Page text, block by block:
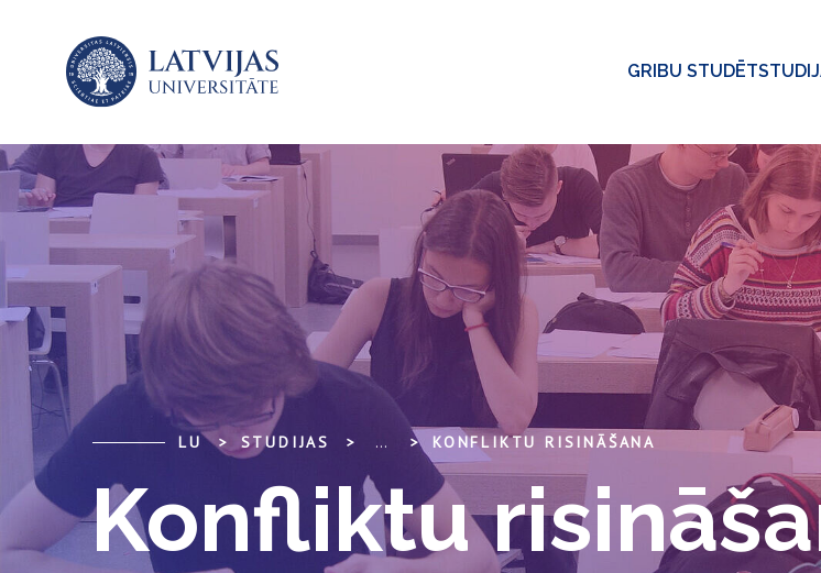
GRIBU STUDĒT
LU STUDIJAS ... KONFLIKTU RISINĀŠANA
Konfliktu